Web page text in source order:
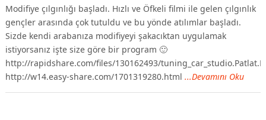
Modifiye çılgınlığı başladı. Hızlı ve Öfkeli filmi ile gelen çılgınlık
gençler arasında çok tutuldu ve bu yönde atılımlar başladı.
Sizde kendi arabanıza modifiyeyi şakacıktan uygulamak
istiyorsanız işte size göre bir program 🙂
http://rapidshare.com/files/130162493/
http://w14.easy-share.com/1701319280.html ...Devamını Oku